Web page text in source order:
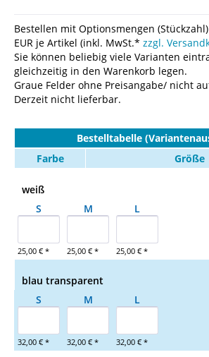
Bestellen mit Optionsmengen
EUR je Artikel (inkl. MwSt.* zzgl.
Sie können beliebig viele Varianten
gleichzeitig in den Warenkorb legen.
Graue Felder ohne Preisangabe/ nicht
Derzeit nicht lieferbar.
Bestelltabelle
Farbe
Größe
weiß
S
25,00 € *
M
25,00 € *
L
25,00 € *
blau transparent
S
32,00 € *
M
32,00 € *
L
32,00 € *